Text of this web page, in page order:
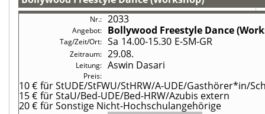
2033
Bollywood Freestyle Dance
Sa 14.00-15.30 E-SM-GR
29.08.
Aswin Dasari
10 € für StUDE/StFWU/StHRW/A-UDE/Gasthörer*in/
15 € für StaU/Bed-UDE/Bed-HRW/Azubis extern
20 € für Sonstige Nicht-Hochschulangehörige